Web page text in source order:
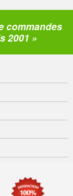
commandes
2001 »